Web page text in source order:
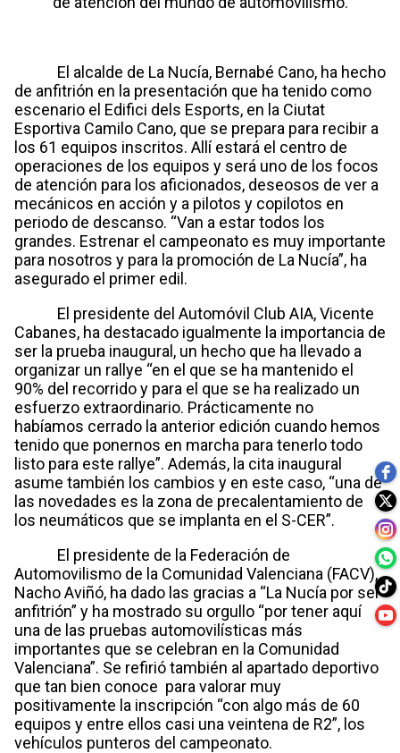
El alcalde de La Nucía, Bernabé Cano, ha hecho
de anfitrión en la presentación que ha tenido como
escenario el Edifici dels Esports, en la Ciutat
Esportiva Camilo Cano, que se prepara para recibir a
los 61 equipos inscritos. Allí estará el centro de
operaciones de los equipos y será uno de los focos
de atención para los aficionados, deseosos de ver a
mecánicos en acción y a pilotos y copilotos en
periodo de descanso. “Van a estar todos los
grandes. Estrenar el campeonato es muy importante
para nosotros y para la promoción de La Nucía”, ha
asegurado el primer edil.
El presidente del Automóvil Club AIA, Vicente
Cabanes, ha destacado igualmente la importancia de
ser la prueba inaugural, un hecho que ha llevado a
organizar un rallye “en el que se ha mantenido el
90% del recorrido y para el que se ha realizado un
esfuerzo extraordinario. Prácticamente no
habíamos cerrado la anterior edición cuando hemos
tenido que ponernos en marcha para tenerlo todo
listo para este rallye”. Además, la cita inaugural
asume también los cambios y en este caso, “una de
las novedades es la zona de precalentamiento de
los neumáticos que se implanta en el S-CER”.
El presidente de la Federación de
Automovilismo de la Comunidad Valenciana (FACV),
Nacho Aviñó, ha dado las gracias a “La Nucía por ser
anfitrión” y ha mostrado su orgullo “por tener aquí
una de las pruebas automovilísticas más
importantes que se celebran en la Comunidad
Valenciana”. Se refirió también al apartado deportivo
que tan bien conoce para valorar muy
positivamente la inscripción “con algo más de 60
equipos y entre ellos casi una veintena de R2”, los
vehículos punteros del campeonato.